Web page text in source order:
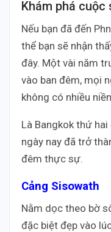
Khám phá cuộc
Nếu bạn đã đến
thể bạn sẽ nhận
đây. Một vài năm
vào ban đêm, mọi
không có nhiều
Là Bangkok thứ
ngày nay đã trở
đêm thực sự.
Cảng Sisowath
Nằm dọc theo bờ
đặc biệt đẹp vào